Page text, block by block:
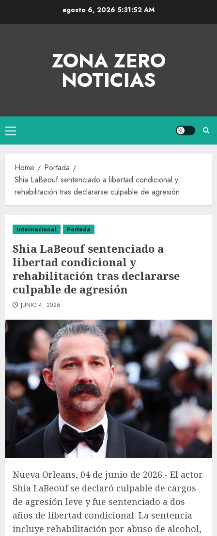
agosto 6, 2026 5:31:53 AM
ZONA ZERO
NOTICIAS
Home
Portada
Shia LaBeouf sentenciado a libertad condicional y
rehabilitación tras declararse culpable de agresión
Internacional Portada
Shia LaBeouf sentenciado a
libertad condicional y
rehabilitación tras declararse
culpable de agresión
JUNIO 4, 2026
Nueva Orleans, 04 de junio de 2026.- El actor
Shia LaBeouf se declaró culpable de cargos
de agresión leve y fue sentenciado a dos
años de libertad condicional. La sentencia
incluye rehabilitación por abuso de alcohol,